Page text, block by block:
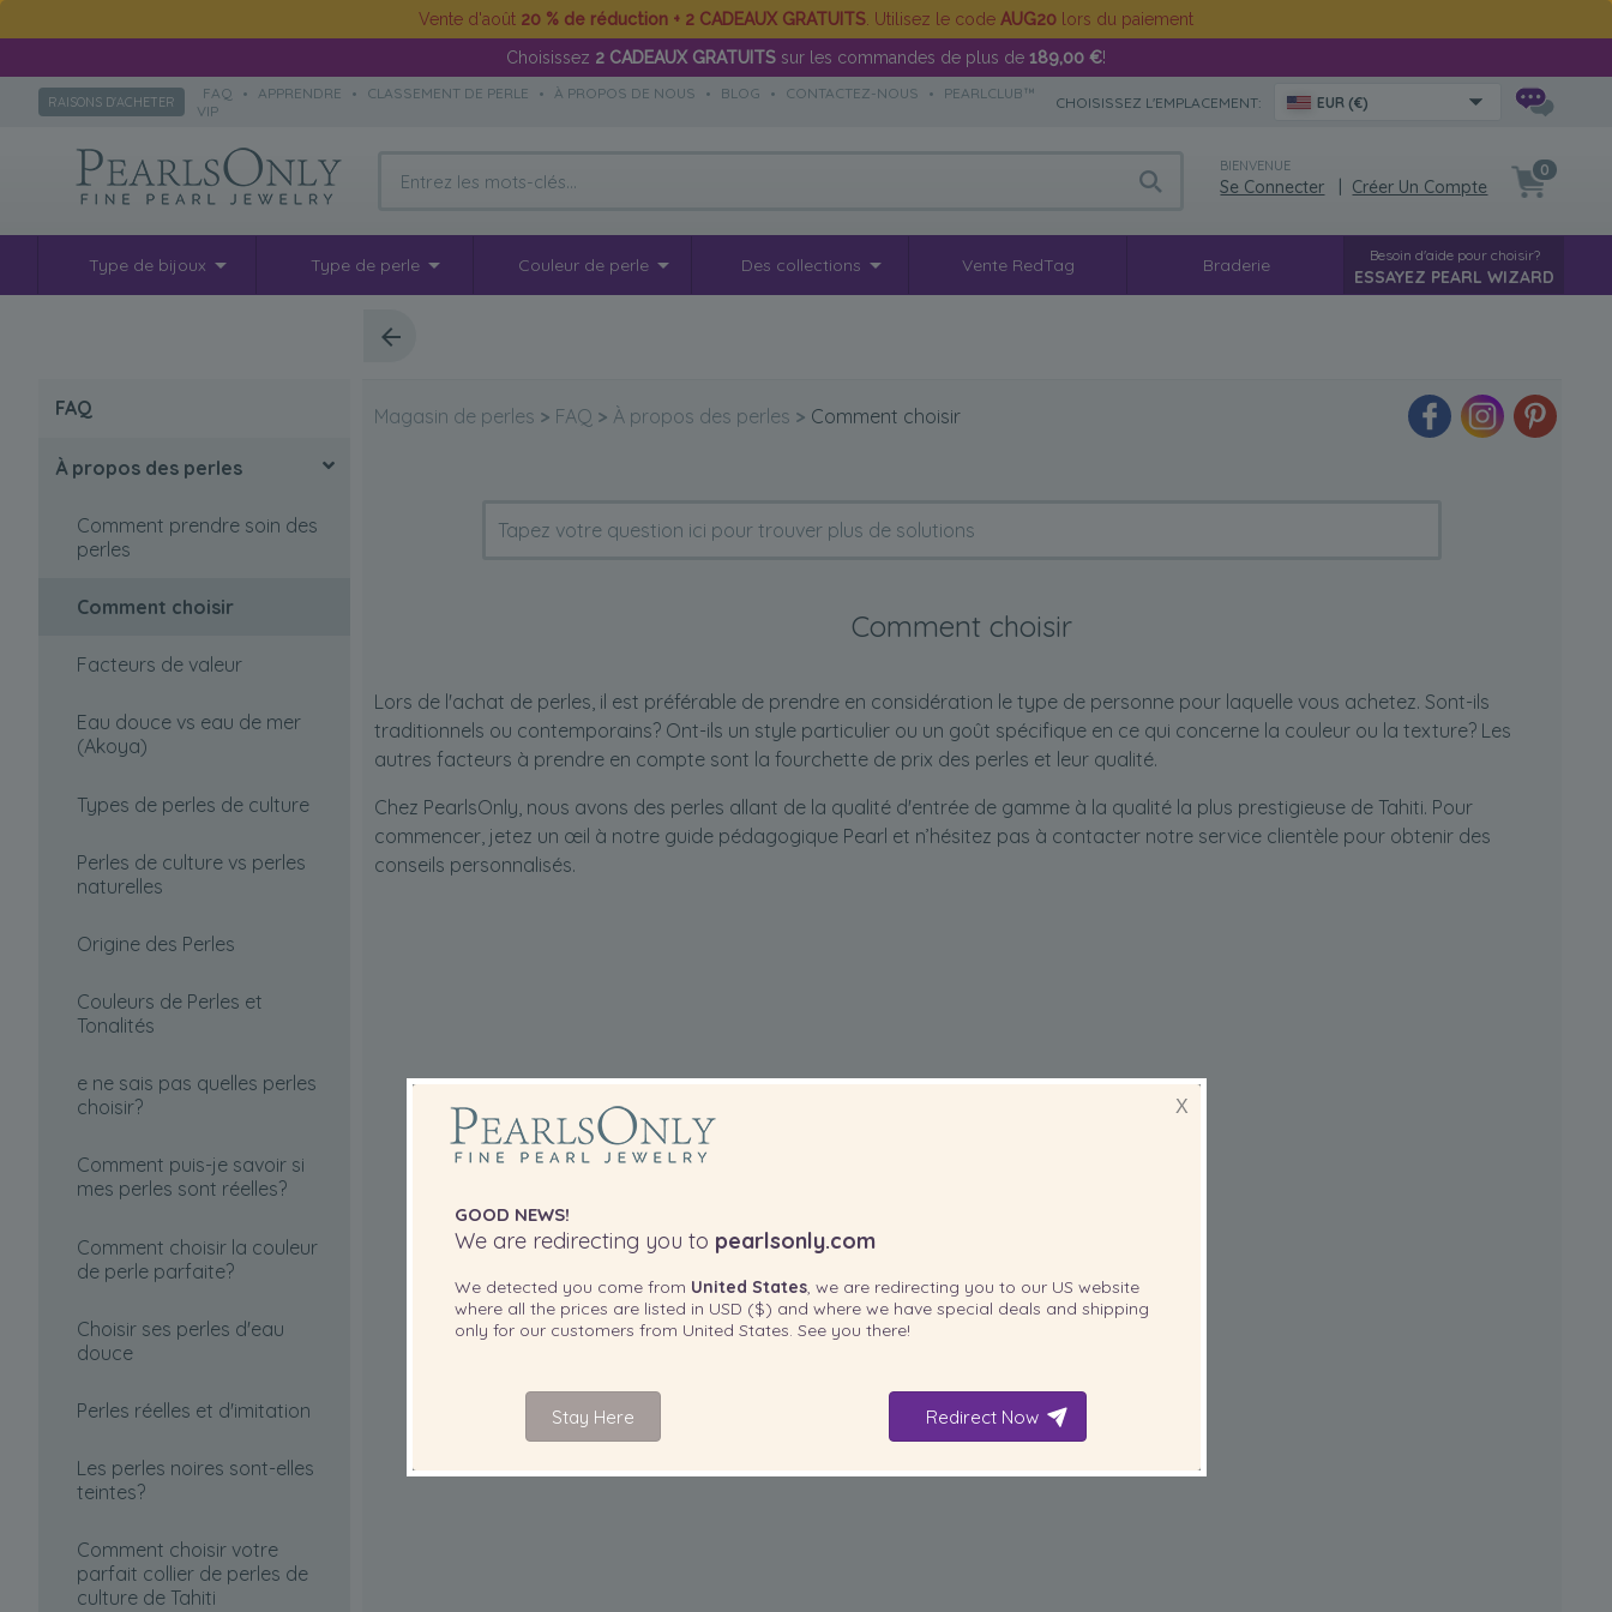
Vente d'août 20 % de réduction + 2 CADEAUX GRATUITS . Utilisez le code AUG20 lors du paiement
Choisissez 2 CADEAUX GRATUITS sur les commandes de plus de 189,00 €!
RAISONS D'ACHETER FAQ • APPRENDRE • CLASSEMENT DE PERLE • À PROPOS DE NOUS • BLOG • CONTACTEZ-NOUS •
PEARLCLUB™
VIP
CHOISISSEZ L'EMPLACEMENT: EUR (€)
BIENVENUE
Se Connecter Créer Un Compte
0
Type de bijoux Type de perle Couleur de perle Des collections Vente RedTag Braderie Besoin d'aide pour choisir?
ESSAYEZ PEARL WIZARD
FAQ
À propos des perles
Comment prendre soin des
perles
Comment choisir
Facteurs de valeur
Eau douce vs eau de mer
(Akoya)
Types de perles de culture
Perles de culture vs perles
naturelles
Origine des Perles
Couleurs de Perles et
Tonalités
e ne sais pas quelles perles
choisir?
Comment puis-je savoir si
mes perles sont réelles?
Comment choisir la couleur
de perle parfaite?
Choisir ses perles d'eau
douce
Perles réelles et d'imitation
Les perles noires sont-elles
teintes?
Comment choisir votre
parfait collier de perles de
culture de Tahiti
Magasin de perles > FAQ > À propos des perles > Comment choisir
Comment choisir
Lors de l'achat de perles, il est préférable de prendre en considération le type de personne pour laquelle vous achetez. Sont-ils
traditionnels ou contemporains? Ont-ils un style particulier ou un goût spécifique en ce qui concerne la couleur ou la texture? Les
autres facteurs à prendre en compte sont la fourchette de prix des perles et leur qualité.
Chez PearlsOnly, nous avons des perles allant de la qualité d'entrée de gamme à la qualité la plus prestigieuse de Tahiti. Pour
commencer, jetez un œil à notre guide pédagogique Pearl et n’hésitez pas à contacter notre service clientèle pour obtenir des
conseils personnalisés.
X
GOOD NEWS!
We are redirecting you to pearlsonly.com
We detected you come from United States, we are redirecting you to our US website
where all the prices are listed in USD ($) and where we have special deals and shipping
only for our customers from United States . See you there!
Stay Here Redirect Now